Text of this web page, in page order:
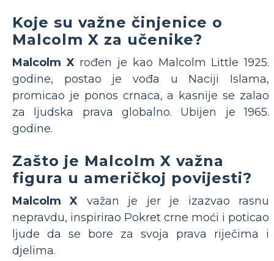
Koje su važne činjenice o
Malcolm X za učenike?
Malcolm Xrođen je kao Malcolm Little 1925.
godine, postao je vođa u Naciji Islama,
promicao je ponos crnaca, a kasnije se zalao
za ljudska prava globalno. Ubijen je 1965.
godine.
Zašto je Malcolm X važna
figura u američkoj povijesti?
Malcolm X važan je jer je izazvao rasnu
nepravdu, inspirirao Pokret crne moći i poticao
ljude da se bore za svoja prava riječima i
djelima.